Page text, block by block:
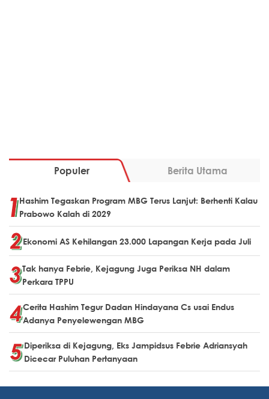
Populer Berita Utama
Hashim Tegaskan Program MBG Terus Lanjut: Berhenti Kalau
Prabowo Kalah di 2029
Ekonomi AS Kehilangan 23.000 Lapangan Kerja pada Juli
Tak hanya Febrie, Kejagung Juga Periksa NH dalam
Perkara TPPU
Cerita Hashim Tegur Dadan Hindayana Cs usai Endus
Adanya Penyelewengan MBG
Diperiksa di Kejagung, Eks Jampidsus Febrie Adriansyah
Dicecar Puluhan Pertanyaan